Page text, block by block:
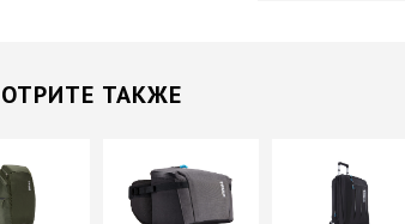
ТАКЖЕ